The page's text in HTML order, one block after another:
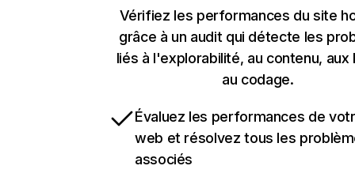
Vérifiez les performances du site
grâce à un audit qui détecte les
liés à l'explorabilité, au contenu, aux
au codage.
Évaluez les performances de
web et résolvez tous les
associés